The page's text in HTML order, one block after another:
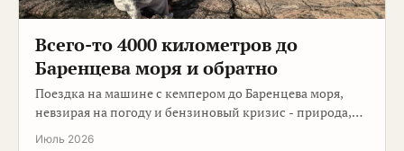
Всего-то 4000 километров до
Баренцева моря и обратно
Поездка на машине с кемпером до Баренцева моря,
невзирая на погоду и бензиновый кризис - природа,
интересные места, вкусная еда, много фото …
Июль 2026